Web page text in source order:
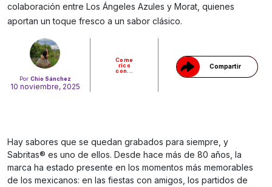
Por Chío Sánchez
10 noviembre, 2025
Come
rico
con...
Compartir
Gracias!
colaboración entre Los Ángeles Azules y Morat, quienes
aportan un toque fresco a un sabor clásico.
Hay sabores que se quedan grabados para siempre, y
Sabritas® es uno de ellos. Desde hace más de 80 años, la
marca ha estado presente en los momentos más memorables
de los mexicanos: en las fiestas con amigos, los partidos de